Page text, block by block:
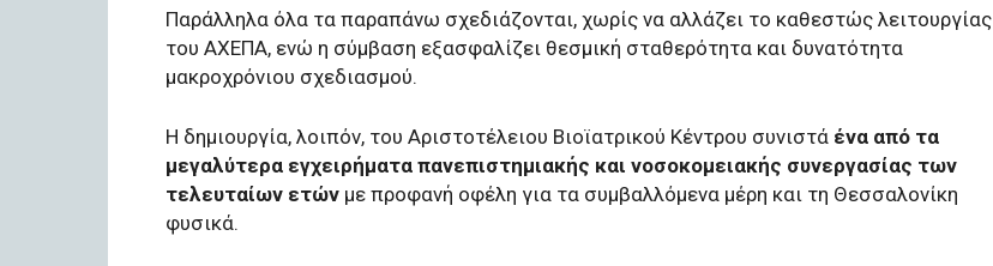
Παράλληλα όλα τα παραπάνω σχεδιάζονται, χωρίς να αλλάζει το καθεστώς λειτουργίας
του ΑΧΕΠΑ, ενώ η σύμβαση εξασφαλίζει θεσμική σταθερότητα και δυνατότητα
μακροχρόνιου σχεδιασμού.
Η δημιουργία, λοιπόν, του Αριστοτέλειου Βιοϊατρικού Κέντρου συνιστά ένα από τα
μεγαλύτερα εγχειρήματα πανεπιστημιακής και νοσοκομειακής συνεργασίας των
τελευταίων ετών με προφανή οφέλη για τα συμβαλλόμενα μέρη και τη Θεσσαλονίκη
φυσικά.